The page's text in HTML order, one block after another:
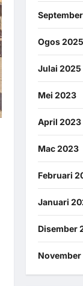
Ogos 2025
Julai 2025
Mei 2023
April 2023
Mac 2023
Februari
Januari
Disember